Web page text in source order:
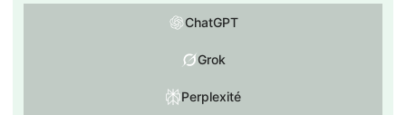
ChatGPT
Grok
Perplexité